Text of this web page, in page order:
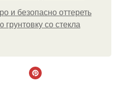
и безопасно оттереть
грунтовку со стекла